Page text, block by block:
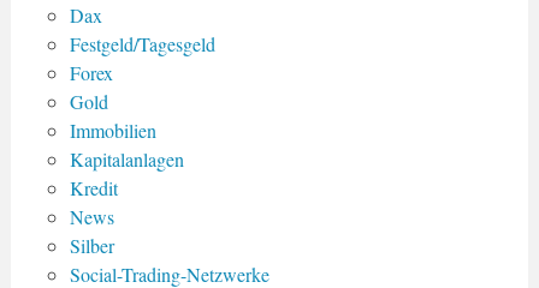
Dax
Festgeld/Tagesgeld
Forex
Gold
Immobilien
Kapitalanlagen
Kredit
News
Silber
Social-Trading-Netzwerke